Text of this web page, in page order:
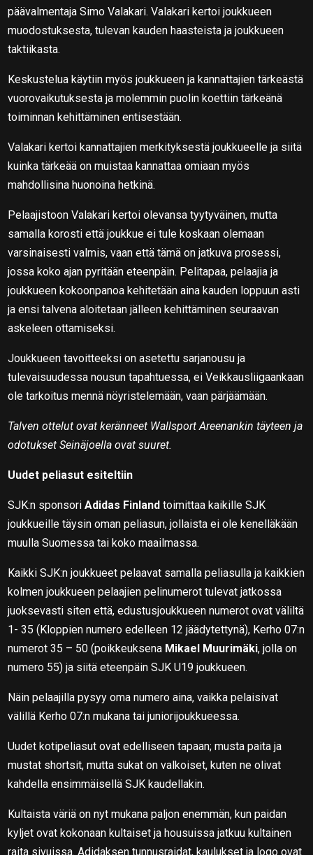
päävalmentaja Simo Valakari. Valakari kertoi joukkueen
muodostuksesta, tulevan kauden haasteista ja joukkueen
taktiikasta.
Keskustelua käytiin myös joukkueen ja kannattajien tärkeästä
vuorovaikutuksesta ja molemmin puolin koettiin tärkeänä
toiminnan kehittäminen entisestään.
Valakari kertoi kannattajien merkityksestä joukkueelle ja siitä
kuinka tärkeää on muistaa kannattaa omiaan myös
mahdollisina huonoina hetkinä.
Pelaajistoon Valakari kertoi olevansa tyytyväinen, mutta
samalla korosti että joukkue ei tule koskaan olemaan
varsinaisesti valmis, vaan että tämä on jatkuva prosessi,
jossa koko ajan pyritään eteenpäin. Pelitapaa, pelaajia ja
joukkueen kokoonpanoa kehitetään aina kauden loppuun asti
ja ensi talvena aloitetaan jälleen kehittäminen seuraavan
askeleen ottamiseksi.
Joukkueen tavoitteeksi on asetettu sarjanousu ja
tulevaisuudessa nousun tapahtuessa, ei Veikkausliigaankaan
ole tarkoitus mennä nöyristelemään, vaan pärjäämään.
Talven ottelut ovat keränneet Wallsport Areenankin täyteen ja
odotukset Seinäjoella ovat suuret.
Uudet peliasut esiteltiin
SJK:n sponsoriAdidas Finland toimittaa kaikille SJK
joukkueille täysin oman peliasun, jollaista ei ole kenelläkään
muulla Suomessa tai koko maailmassa.
Kaikki SJK:n joukkueet pelaavat samalla peliasulla ja kaikkien
kolmen joukkueen pelaajien pelinumerot tulevat jatkossa
juoksevasti siten että, edustusjoukkueen numerot ovat väliltä
1- 35 (Kloppien numero edelleen 12 jäädytettynä), Kerho 07:n
numerot 35 – 50 (poikkeuksena Mikael Muurimäki, jolla on
numero 55) ja siitä eteenpäin SJK U19 joukkueen.
Näin pelaajilla pysyy oma numero aina, vaikka pelaisivat
välillä Kerho 07:n mukana tai juniorijoukkueessa.
Uudet kotipeliasut ovat edelliseen tapaan; musta paita ja
mustat shortsit, mutta sukat on valkoiset, kuten ne olivat
kahdella ensimmäisellä SJK kaudellakin.
Kultaista väriä on nyt mukana paljon enemmän, kun paidan
kyljet ovat kokonaan kultaiset ja housuissa jatkuu kultainen
raita sivuissa. Adidaksen tunnusraidat, kaulukset ja logo ovat